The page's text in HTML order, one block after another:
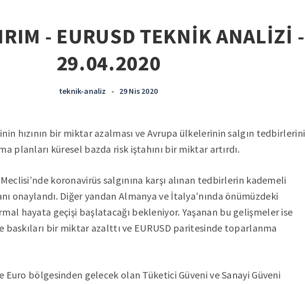
- EURUSD TEKNİK ANALİZİ -
29.04.2020
teknik-analiz • 29 Nis 2020
hızının bir miktar azalması ve Avrupa ülkelerinin salgın tedbirlerini
planları küresel bazda risk iştahını bir miktar artırdı.
koronavirüs salgınına karşı alınan tedbirlerin kademeli
onaylandı. Diğer yandan Almanya ve İtalya’nında önümüzdeki
hayata geçişi başlatacağı bekleniyor. Yaşanan bu gelişmeler ise
baskıları bir miktar azalttı ve EURUSD paritesinde toparlanma
Euro bölgesinden gelecek olan Tüketici Güveni ve Sanayi Güveni